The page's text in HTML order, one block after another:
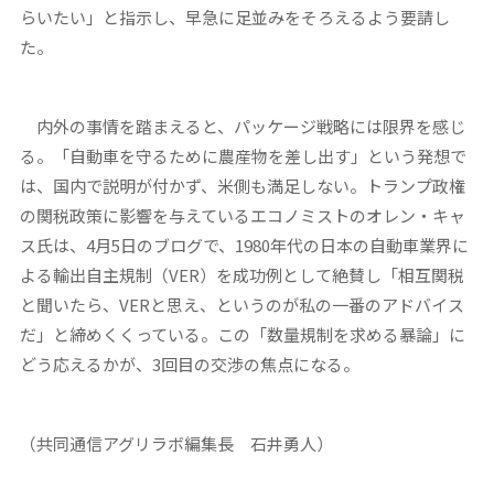
らいたい」と指示し、早急に足並みをそろえるよう要請し
た。
内外の事情を踏まえると、パッケージ戦略には限界を感じ
る。「自動車を守るために農産物を差し出す」という発想で
は、国内で説明が付かず、米側も満足しない。トランプ政権
の関税政策に影響を与えているエコノミストのオレン・キャ
ス氏は、4月5日のブログで、1980年代の日本の自動車業界に
よる輸出自主規制（VER）を成功例として絶賛し「相互関税
と聞いたら、VERと思え、というのが私の一番のアドバイス
だ」と締めくくっている。この「数量規制を求める暴論」に
どう応えるかが、3回目の交渉の焦点になる。
（共同通信アグリラボ編集長 石井勇人）